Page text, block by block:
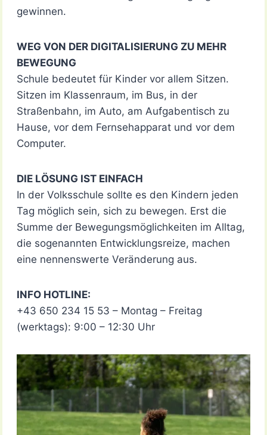
gewinnen.
WEG VON DER DIGITALISIERUNG ZU MEHR
BEWEGUNG
Schule bedeutet für Kinder vor allem Sitzen.
Sitzen im Klassenraum, im Bus, in der
Straßenbahn, im Auto, am Aufgabentisch zu
Hause, vor dem Fernsehapparat und vor dem
Computer.
DIE LÖSUNG IST EINFACH
In der Volksschule sollte es den Kindern jeden
Tag möglich sein, sich zu bewegen. Erst die
Summe der Bewegungsmöglichkeiten im Alltag,
die sogenannten Entwicklungsreize, machen
eine nennenswerte Veränderung aus.
INFO HOTLINE:
+43 650 234 15 53 – Montag – Freitag
(werktags): 9:00 – 12:30 Uhr